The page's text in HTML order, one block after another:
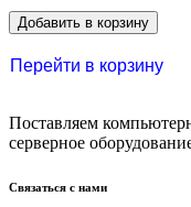
Добавить в корзину
Перейти в корзину
Поставляем
серверное
Связаться с нами